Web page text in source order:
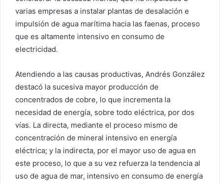
varias empresas a instalar plantas de desalación e
impulsión de agua marítima hacia las faenas, proceso
que es altamente intensivo en consumo de
electricidad.
Atendiendo a las causas productivas, Andrés González
destacó la sucesiva mayor producción de
concentrados de cobre, lo que incrementa la
necesidad de energía, sobre todo eléctrica, por dos
vías. La directa, mediante el proceso mismo de
concentración de mineral intensivo en energía
eléctrica; y la indirecta, por el mayor uso de agua en
este proceso, lo que a su vez refuerza la tendencia al
uso de agua de mar, intensivo en consumo de energía